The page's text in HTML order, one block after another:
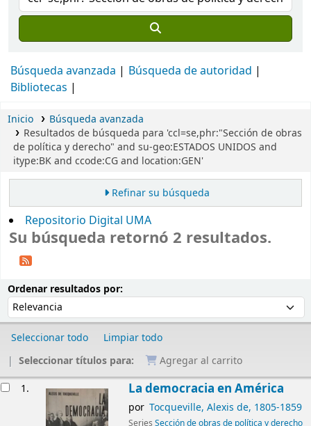
Búsqueda avanzada
Búsqueda de autoridad
Bibliotecas
Inicio
Búsqueda avanzada
Resultados de búsqueda para 'ccl=se,phr:"Sección de obras
de política y derecho" and su-geo:ESTADOS UNIDOS and
itype:BK and ccode:CG and location:GEN'
Refinar su búsqueda
Repositorio Digital UMA
Su búsqueda retornó 2 resultados.
Ordenar resultados por:
Seleccionar todo
Limpiar todo
Seleccionar títulos para:
Agregar al carrito
1. La democracia en América
por Tocqueville, Alexis de, 1805-1859
Series Sección de obras de política y derecho